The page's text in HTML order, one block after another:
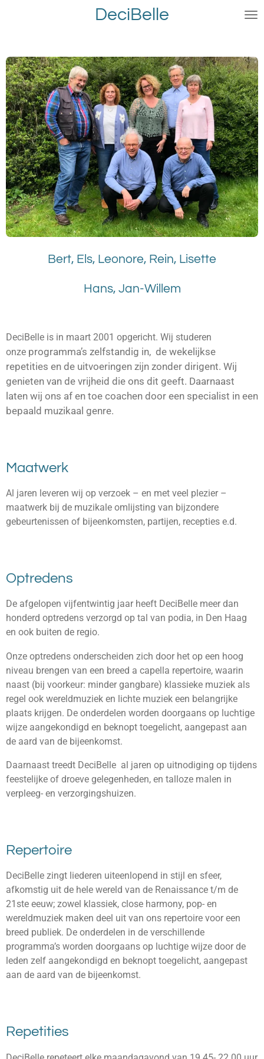
de
hoofdinhoud
DeciBelle
Bert, Els, Leonore, Rein, Lisette
Hans, Jan-Willem
DeciBelle is in maart 2001 opgericht. Wij studeren
onze programma’s zelfstandig in, de wekelijkse
repetities en de uitvoeringen zijn zonder dirigent. Wij
genieten van de vrijheid die ons dit geeft. Daarnaast
laten wij ons af en toe coachen door een specialist in een
bepaald muzikaal genre.
Maatwerk
Al jaren leveren wij op verzoek – en met veel plezier –
maatwerk bij de muzikale omlijsting van bijzondere
gebeurtenissen of bijeen­komsten, partijen, recepties e.d.
Optredens
De afgelopen vijfentwintig jaar heeft DeciBelle meer dan
honderd optredens verzorgd op tal van podia, in Den Haag
en ook buiten de regio.
Onze optredens onderscheiden zich door het op een hoog
niveau brengen van een breed a capella repertoire, waarin
naast (bij voorkeur: minder gangbare) klassieke muziek als
regel ook wereldmuziek en lichte muziek een belangrijke
plaats krijgen. De onderdelen worden doorgaans op luchtige
wijze aangekondigd en beknopt toegelicht, aangepast aan
de aard van de bijeenkomst.
Daarnaast treedt DeciBelle al jaren op uitnodiging op tijdens
feestelijke of droeve gelegenheden, en talloze malen in
verpleeg- en verzorgingshuizen.
Repertoire
DeciBelle zingt liederen uiteenlopend in stijl en sfeer,
afkomstig uit de hele wereld van de Renaissance t/m de
21ste eeuw; zowel klassiek, close harmony, pop- en
wereldmuziek maken deel uit van ons repertoire voor een
breed publiek. De onderdelen in de verschillende
programma’s worden doorgaans op luchtige wijze door de
leden zelf aangekondigd en beknopt toegelicht, aangepast
aan de aard van de bijeenkomst.
Repetities